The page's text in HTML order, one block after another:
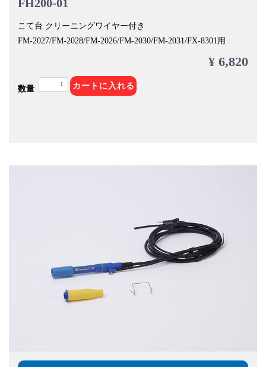
FH200-01
こて台 クリーニングワイヤー付き
FM-2027/FM-2028/FM-2026/FM-2030/FM-2031/FX-8301用
¥ 6,820
数量 カートに入れる